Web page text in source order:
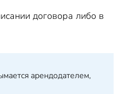
договора либо в
арендодателем,